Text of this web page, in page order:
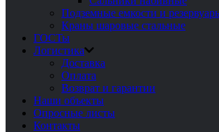
Подземные емкости и
Краны шаровые стальные
ГОСТы
Логистика
Доставка
Оплата
Возврат и гарантии
Наши объекты
Опросные листы
Контакты